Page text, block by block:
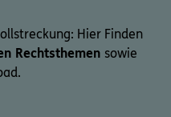
Hier Finden
Rechtsthemen sowie